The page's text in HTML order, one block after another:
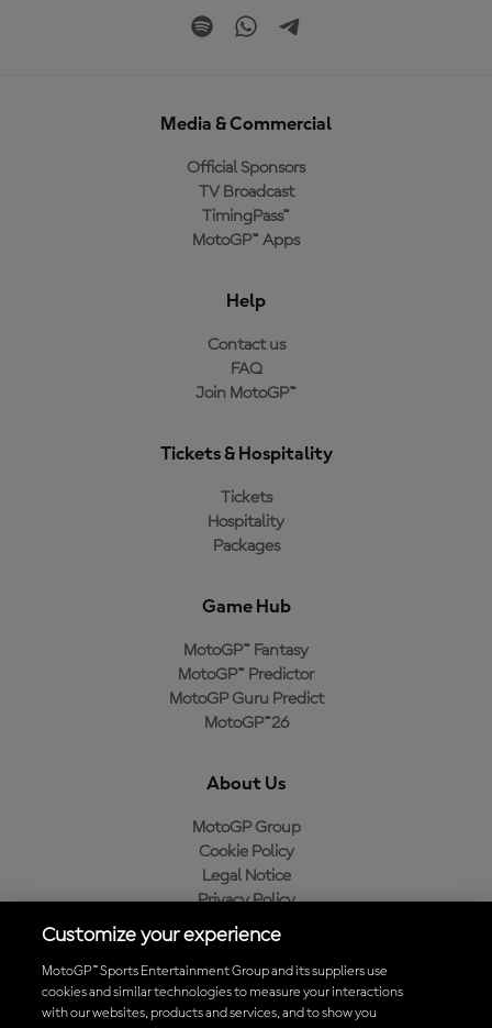
Media & Commercial
Official Sponsors
TV Broadcast
TimingPass™
MotoGP™ Apps
Help
Contact us
FAQ
Join MotoGP™
Tickets & Hospitality
Tickets
Hospitality
Packages
Game Hub
MotoGP™ Fantasy
MotoGP™ Predictor
MotoGP Guru Predict
MotoGP™26
About Us
MotoGP Group
Cookie Policy
Legal Notice
Privacy Policy
Purchase Policy
Baixe o aplicativo oficial da MotoGP™
Customize your experience
MotoGP™ Sports Entertainment Group and its suppliers use
cookies and similar technologies to measure your interactions
with our websites, products and services, and to show you